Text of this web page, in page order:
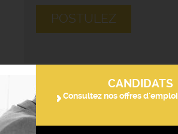
POSTULEZ
CANDIDATS
Consultez nos offres d'emploi